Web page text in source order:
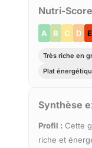
Nutri-
A B C D E
Très riche en
Plat
Synthèse
Profil : Cette
riche et